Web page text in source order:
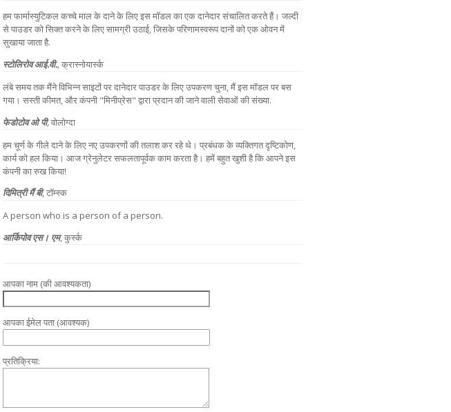
हम फार्मास्युटिकल कच्चे माल के दाने के लिए इस मॉडल का एक दानेदार संचालित करते हैं। जल्दी
से पाउडर को सिक्त करने के लिए सामग्री उठाई, जिसके परिणामस्वरूप दानों को एक ओवन में
सुखाया जाता है.
स्टोलिरोव आई.वी.,क्रास्नोयार्स्क
लंबे समय तक मैंने विभिन्न साइटों पर दानेदार पाउडर के लिए उपकरण चुना, मैं इस मॉडल पर बस
गया। सस्ती कीमत, और कंपनी "मिनीप्रेस" द्वारा प्रदान की जाने वाली सेवाओं की संख्या.
फेडोटोव ओ पी,वोलोग्दा
हम चूर्ण के गीले दाने के लिए नए उपकरणों की तलाश कर रहे थे। प्रबंधक के व्यक्तिगत दृष्टिकोण,
कार्य को हल किया। आज ग्रेनुलेटर सफलतापूर्वक काम करता है। हमें बहुत खुशी है कि आपने इस
कंपनी का रुख किया!
दिमित्री मैं बी, टॉम्स्क
A person who is a person of a person.
आर्किपोव एस। एम, कुर्स्क
आपका नाम (की आवश्यकता)
आपका ईमेल पता (आवश्यक)
प्रतिक्रिया: